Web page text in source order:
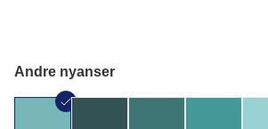
Andre nyanser